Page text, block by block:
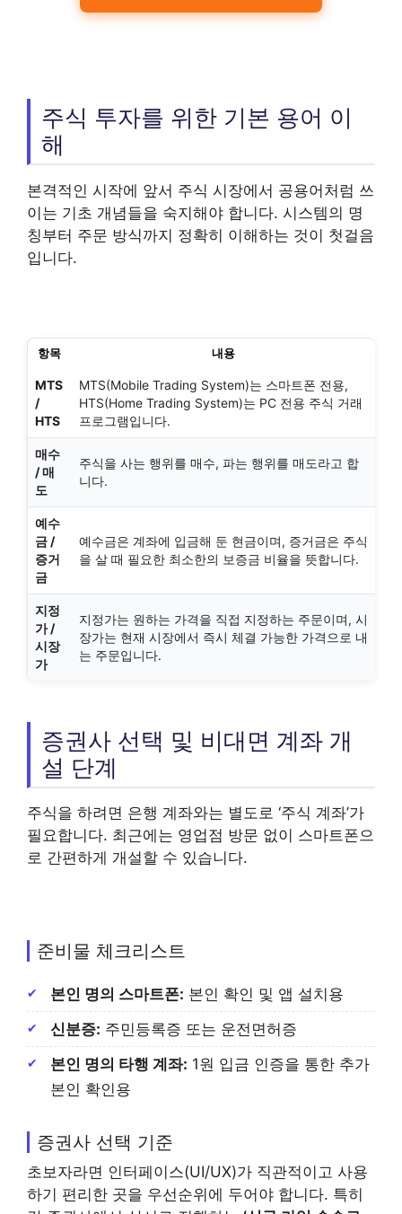
주식 투자를 위한 기본 용어 이
해
본격적인 시작에 앞서 주식 시장에서 공용어처럼 쓰
이는 기초 개념들을 숙지해야 합니다. 시스템의 명
칭부터 주문 방식까지 정확히 이해하는 것이 첫걸음
입니다.
항목 내용
MTS
/
HTS
MTS(Mobile Trading System)는 스마트폰 전용,
HTS(Home Trading System)는 PC 전용 주식 거래
프로그램입니다.
매수
/ 매
도
주식을 사는 행위를 매수, 파는 행위를 매도라고 합
니다.
예수
금 /
증거
금
예수금은 계좌에 입금해 둔 현금이며, 증거금은 주식
을 살 때 필요한 최소한의 보증금 비율을 뜻합니다.
지정
가 /
시장
가
지정가는 원하는 가격을 직접 지정하는 주문이며, 시
장가는 현재 시장에서 즉시 체결 가능한 가격으로 내
는 주문입니다.
증권사 선택 및 비대면 계좌 개
설 단계
주식을 하려면 은행 계좌와는 별도로 ‘주식 계좌’가
필요합니다. 최근에는 영업점 방문 없이 스마트폰으
로 간편하게 개설할 수 있습니다.
준비물 체크리스트
본인 명의 스마트폰: 본인 확인 및 앱 설치용
신분증: 주민등록증 또는 운전면허증
본인 명의 타행 계좌: 1원 입금 인증을 통한 추가
본인 확인용
증권사 선택 기준
초보자라면 인터페이스(UI/UX)가 직관적이고 사용
하기 편리한 곳을 우선순위에 두어야 합니다. 특히